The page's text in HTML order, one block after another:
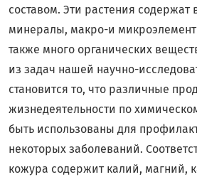
составом. Эти растения содержат
минералы, макро-и
также много органических
из задач нашей научно-
становится то, что различные
жизнедеятельности по
быть использованы для
некоторых заболеваний.
кожура содержит калий, магний,